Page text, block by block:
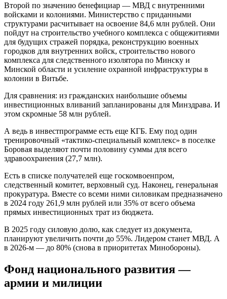
Второй по значению бенефициар — МВД с внутренними
войсками и колониями. Министерство с приданными
структурами расчитывает на освоение 84,6 млн рублей. Они
пойдут на строительство учебного комплекса с общежитиями
для будущих стражей порядка, реконструкцию военных
городков для внутренних войск, строительство нового
комплекса для следственного изолятора по Минску и
Минской области и усиление охранной инфраструктуры в
колонии в Витьбе.
Для сравнения: из гражданских наибольшие объемы
инвестиционных вливаний запланированы для Минздрава. И
этом скромные 58 млн рублей.
А ведь в инвестпрограмме есть еще КГБ. Ему под один
тренировочный «тактико-специальный комплекс» в поселке
Боровая выделяют почти половину суммы для всего
здравоохранения (27,7 млн).
Есть в списке получателей еще госкомвоенпром,
следственный комитет, верховный суд. Наконец, генеральная
прокуратура. Вместе со всеми ними силовикам предназначено
в 2024 году 261,9 млн рублей или 35% от всего объема
прямых инвестиционных трат из бюджета.
В 2025 году силовую долю, как следует из документа,
планируют увеличить почти до 55%. Лидером станет МВД. А
в 2026-м — до 80% (снова в приоритетах Минобороны).
Фонд национального развития —
армии и милиции